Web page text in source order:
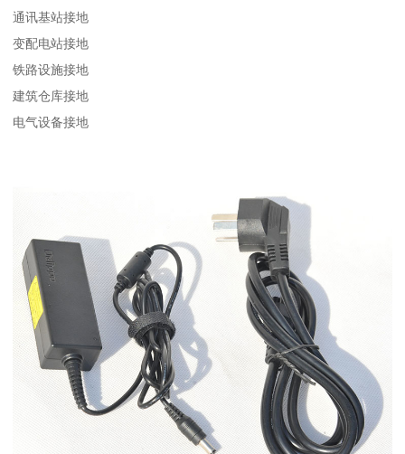
通讯基站接地
变配电站接地
铁路设施接地
建筑仓库接地
电气设备接地